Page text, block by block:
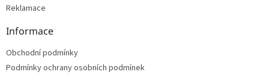
Reklamace
Informace
Obchodní podmínky
Podmínky ochrany osobních podmínek